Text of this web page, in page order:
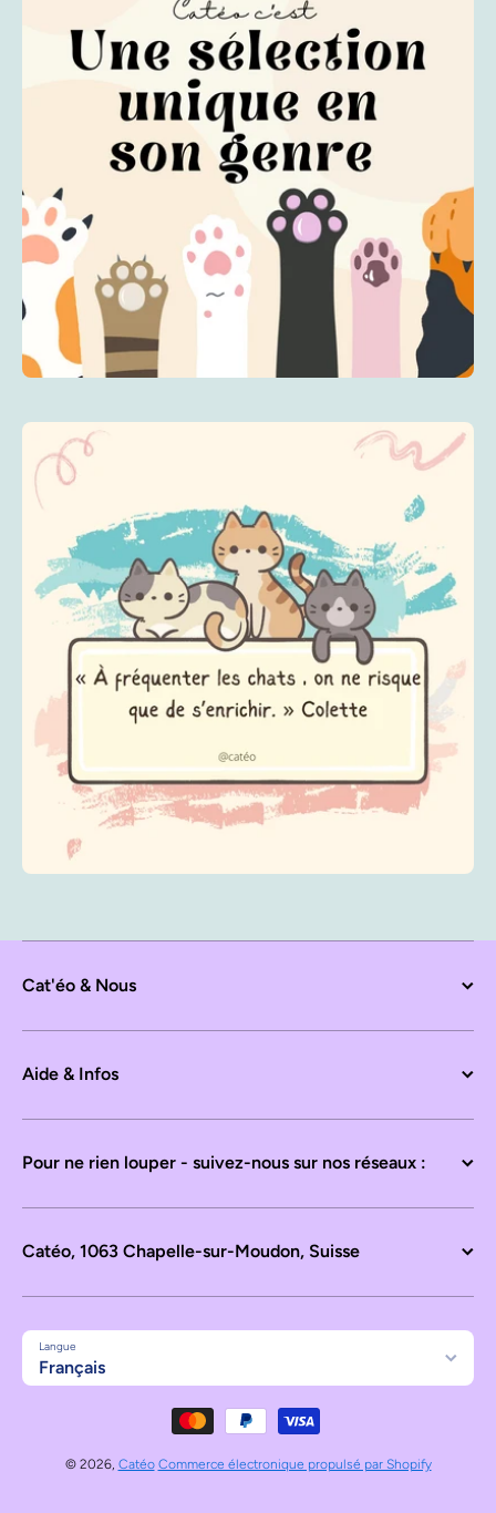
Cat'éo & Nous
Aide & Infos
Pour ne rien louper - suivez-nous sur nos réseaux :
Catéo, 1063 Chapelle-sur-Moudon, Suisse
Langue
Français
Moyens de paiement
© 2026, Catéo Commerce électronique propulsé par Shopify